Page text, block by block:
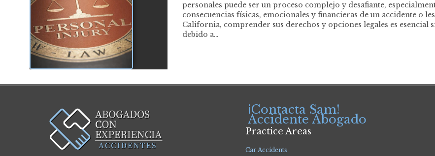
personales puede ser un proceso complejo y desafiante,
consecuencias físicas, emocionales y financieras de un accidente o
California, comprender sus derechos y opciones legales es esencial
debido a…
¡Contacta Sam!
Accidente Abogado
Practice Areas
Car Accidents